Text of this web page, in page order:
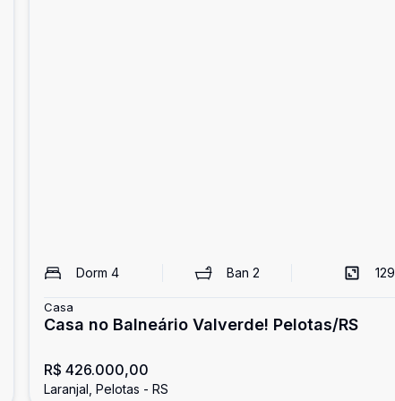
Dorm 4 Ban 2 129
Casa
Casa no Balneário Valverde! Pelotas/RS
R$ 426.000,00
Laranjal, Pelotas - RS